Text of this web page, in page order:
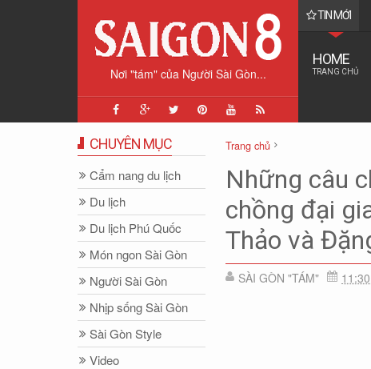
Nơi "tám" của Người Sài Gòn...
TIN MỚI
HOME
TRANG CHỦ
Trang chủ
Nhịp sống Sài Gòn
Tản mạn
Những câu chuyện thâm cung
Nguyên Vũ
Những câu
chồng đại
Thảo và
SÀI GÒN "TÁM" 11:30
CHUYÊN MỤC
Cẩm nang du lịch
Du lịch
Du lịch Phú Quốc
Món ngon Sài Gòn
Người Sài Gòn
Nhịp sống Sài Gòn
Sài Gòn Style
Video